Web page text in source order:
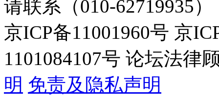
请联系（010-62719935）
京ICP备11001960号 京
1101084107号 论坛法律
明 免责及隐私声明